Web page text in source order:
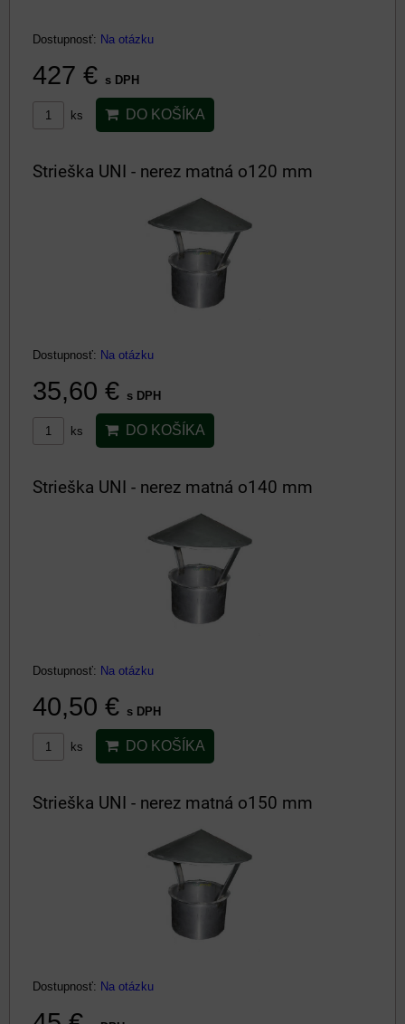
Dostupnosť: Na otázku
427 € s DPH
ks DO KOŠÍKA
Strieška UNI - nerez matná o120 mm
Dostupnosť: Na otázku
35,60 € s DPH
ks DO KOŠÍKA
Strieška UNI - nerez matná o140 mm
Dostupnosť: Na otázku
40,50 € s DPH
ks DO KOŠÍKA
Strieška UNI - nerez matná o150 mm
Dostupnosť: Na otázku